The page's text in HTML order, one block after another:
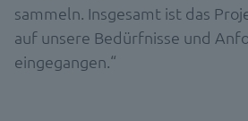
sammeln. Insgesamt ist das
auf unsere Bedürfnisse und
eingegangen.“